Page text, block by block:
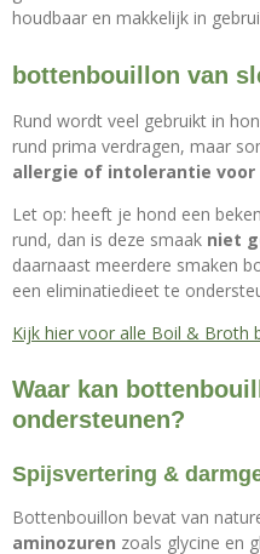
houdbaar en makkelijk in
bottenbouillon van
Rund wordt veel gebruikt in
rund prima verdragen, maar
allergie of intolerantie voor
Let op: heeft je hond een
rund, dan is deze smaak niet
daarnaast meerdere smaken
een eliminatiedieet te
Kijk hier voor alle Boil & Broth
Waar kan
ondersteunen?
Spijsvertering &
Bottenbouillon bevat van
aminozuren zoals glycine en